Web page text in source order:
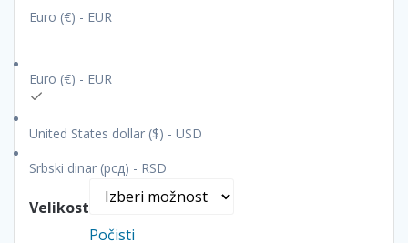
Euro (€) - EUR
Euro (€) - EUR
United States dollar ($) - USD
Srbski dinar (рсд) - RSD
Velikost
Počisti